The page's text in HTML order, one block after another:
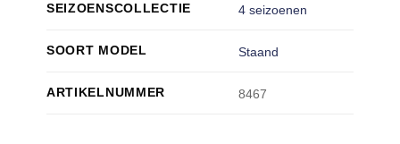
SEIZOENSCOLLECTIE 4 seizoenen
SOORT MODEL Staand
ARTIKELNUMMER 8467